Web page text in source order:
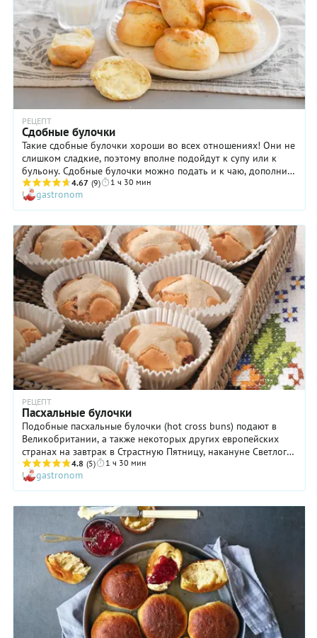
РЕЦЕПТ
Сдобные булочки
Такие сдобные булочки хороши во всех отношениях! Они не
слишком сладкие, поэтому вполне подойдут к супу или к
бульону. Сдобные булочки можно подать и к чаю, дополнив
вареньем, сгущенкой, джемом или любым кремом по вкусу.
Кстати, вы можете приготовить и постный вариант, заменив
сливочное масло растительным (лучше всего — оливковым).
Обратите особое внимание на довольно длительное
вымешивание теста и затейливую формовку: все эти
сложности имеют свой смысл: благодаря таким
манипуляциям вы получите действительно нежные, очень
вкусные, воздушные сдобные булочки.
4.67 (9) 1 ч 30 мин
gastronom
РЕЦЕПТ
Пасхальные булочки
Подобные пасхальные булочки (hot cross buns) подают в
Великобритании, а также некоторых других европейских
странах на завтрак в Страстную Пятницу, накануне Светлого
Воскресения Христова. Однако традиция готовить таковые
уходит корнями в далекие дохристианские времена: когда-
то считалось, что эта выпечка защищает дом и его
обитателей от темных сил. Поэтому булочки с
удовольствием ели, а оставшиеся, зачерствевшие,
развешивали на кухнях под потолком. Мы же предлагаем
испечь их исключительно для гастрономического
удовольствия. В пасхальные булочки обычно добавляют
пряности и изюм, а также цукаты и вяленую вишню, орехи и
даже кусочки шоколада или какао-порошок. Почему бы и
нам не приготовить такую выпечку — по поводу или без?
Попробуйте, вам обязательно понравится!
4.8 (5) 1 ч 30 мин
gastronom